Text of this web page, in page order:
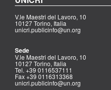
V.le Maestri del Lavoro, 10
10127 Torino, Italia
unicri.publicinfo@un.org
Sede
V.le Maestri del Lavoro, 10
10127 Torino, Italia
Tel. +39 0116537111
Fax +39 0116313368
unicri.publicinfo@un.org